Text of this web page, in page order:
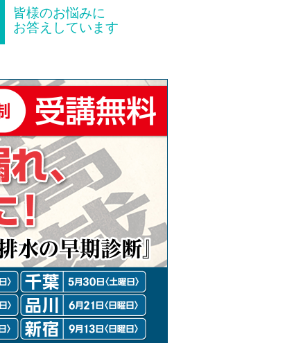
皆様のお悩みに
お答えしています